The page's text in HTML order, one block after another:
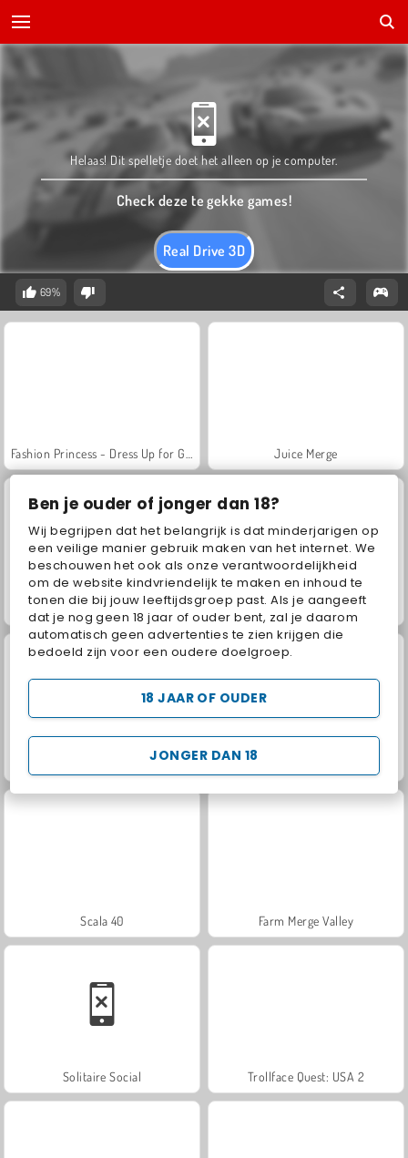
Ben je ouder of jonger dan 18?
Wij begrijpen dat het belangrijk is dat minderjarigen op
een veilige manier gebruik maken van het internet. We
beschouwen het ook als onze verantwoordelijkheid
om de website kindvriendelijk te maken en inhoud te
tonen die bij jouw leeftijdsgroep past. Als je aangeeft
dat je nog geen 18 jaar of ouder bent, zal je daarom
automatisch geen advertenties te zien krijgen die
bedoeld zijn voor een oudere doelgroep.
JONGER DAN 18
18 JAAR OF OUDER
Real Drive 3D
Helaas! Dit spelletje doet het alleen op je computer.
Check deze te gekke games!
69%
Juice Merge
Grand Mahjong Connect Jewel Garden Story
Scala 40 Farm Merge Valley
Solitaire Social Trollface Quest: USA 2